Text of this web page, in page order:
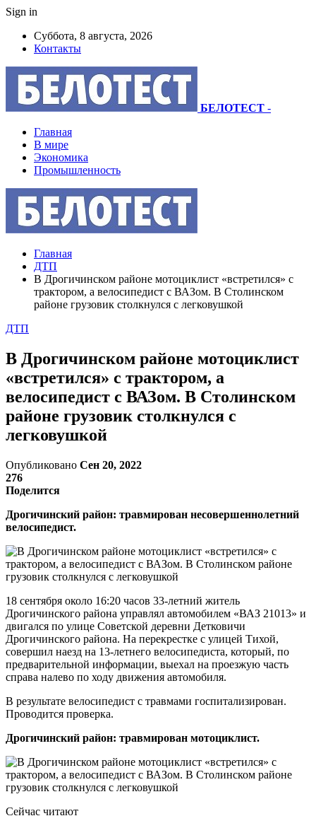
Sign in
Суббота, 8 августа, 2026
Контакты
БЕЛОТЕСТ -
Главная
В мире
Экономика
Промышленность
Главная
ДТП
В Дрогичинском районе мотоциклист «встретился» с
трактором, а велосипедист с ВАЗом. В Столинском
районе грузовик столкнулся с легковушкой
ДТП
В Дрогичинском районе мотоциклист
«встретился» с трактором, а
велосипедист с ВАЗом. В Столинском
районе грузовик столкнулся с
легковушкой
Опубликовано Сен 20, 2022
276
Поделится
Дрогичинский район: травмирован несовершеннолетний
велосипедист.
18 сентября около 16:20 часов 33-летний житель
Дрогичинского района управлял автомобилем «ВАЗ 21013» и
двигался по улице Советской деревни Детковичи
Дрогичинского района. На перекрестке с улицей Тихой,
совершил наезд на 13-летнего велосипедиста, который, по
предварительной информации, выехал на проезжую часть
справа налево по ходу движения автомобиля.
В результате велосипедист с травмами госпитализирован.
Проводится проверка.
Дрогичинский район: травмирован мотоциклист.
Сейчас читают